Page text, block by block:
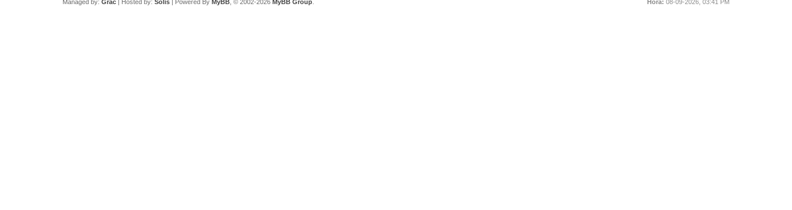
Hora: 08-09-2026, 03:41 PM
Managed by: Grac| Hosted by: Solis| Powered By MyBB, © 2002-2026 MyBB Group.